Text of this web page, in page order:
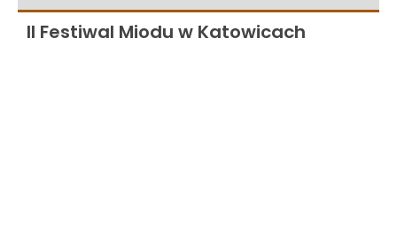
II Festiwal Miodu w Katowicach